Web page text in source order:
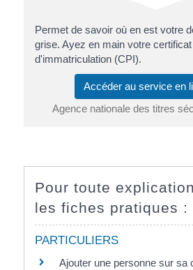
Permet de savoir où en est votre
grise. Ayez en main votre
d'immatriculation (CPI).
Accéder au service
Agence nationale des titres
Pour toute
les fiches pratiques :
PARTICULIERS
Ajouter une personne sur sa